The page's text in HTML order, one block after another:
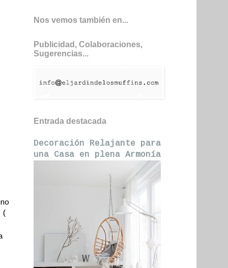
(
Nos vemos también en...
Publicidad, Colaboraciones,
Sugerencias...
Entrada destacada
Decoración Relajante para
una Casa en plena Armonía